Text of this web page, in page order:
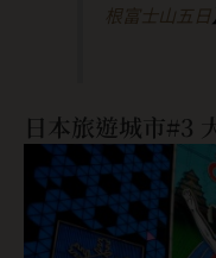
根富士山五日
日本旅遊城市#3